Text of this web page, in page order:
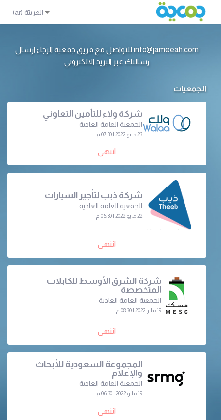
info@jameeah.com للتواصل مع فريق جمعية الرجاء ارسال
رسالتك عبر البريد الالكتروني
الجمعيات
شركة ولاء للتأمين التعاوني
الجمعية العامة العادية
23 مايو 2022 | 07:30 م
انتهى
شركة ذيب لتأجير السيارات
الجمعية العامة العادية
22 مايو 2022 | 06:30 م
انتهى
شركة الشرق الأوسط للكابلات
المتخصصة
الجمعية العامة العادية
19 مايو 2022 | 08:30 م
انتهى
المجموعة السعودية للأبحاث
والإعلام
الجمعية العامة العادية
19 مايو 2022 | 06:30 م
انتهى